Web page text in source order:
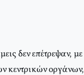
δεν επέτρεψαν, με
κεντρικών οργάνων,